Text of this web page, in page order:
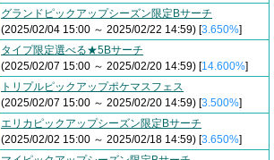
グランドピックアップシーズン限定Bサーチ
(2025/02/04 15:00 ～ 2025/02/22 14:59) [3.650%]
タイプ限定選べる★5Bサーチ
(2025/02/07 15:00 ～ 2025/02/20 14:59) [14.600%]
トリプルピックアップポケマスフェス
(2025/02/07 15:00 ～ 2025/02/20 14:59) [3.500%]
エリカピックアップシーズン限定Bサーチ
(2025/02/02 15:00 ～ 2025/02/18 14:59) [3.650%]